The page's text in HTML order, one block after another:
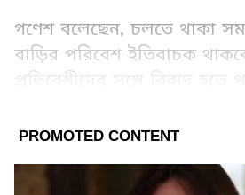
গণেশ বলেছেন, চলতে থাকা
বাড়ির পরিবেশ ইতিবাচক